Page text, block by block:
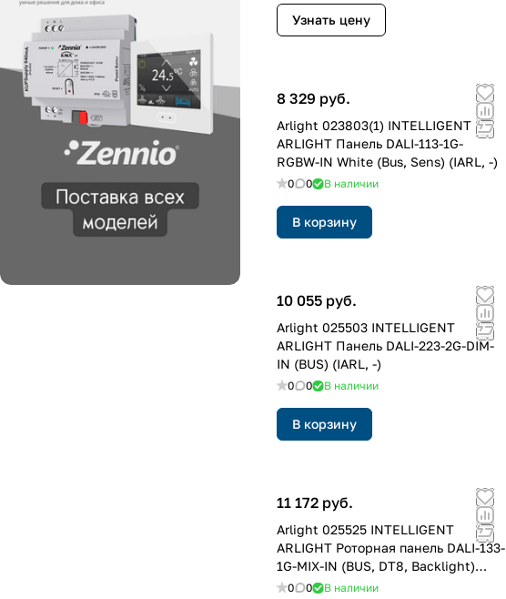
Узнать цену
8 329 руб.
Arlight 023803(1) INTELLIGENT
ARLIGHT Панель DALI-113-1G-
RGBW-IN White (Bus, Sens) (IARL, -)
0 0 В наличии
В корзину
10 055 руб.
Arlight 025503 INTELLIGENT
ARLIGHT Панель DALI-223-2G-DIM-
IN (BUS) (IARL, -)
0 0 В наличии
В корзину
11 172 руб.
Arlight 025525 INTELLIGENT
ARLIGHT Роторная панель DALI-133-
1G-MIX-IN (BUS, DT8, Backlight)
(IARL, -)
0 0 В наличии